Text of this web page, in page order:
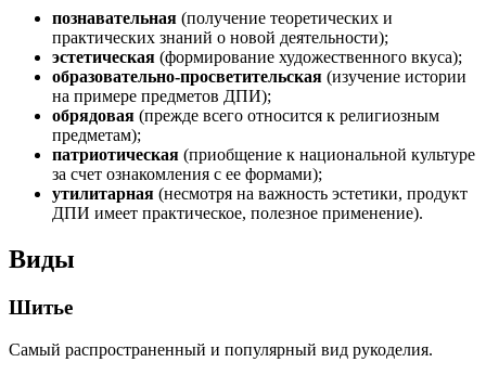
познавательная (получение теоретических и
практических знаний о новой деятельности);
эстетическая (формирование художественного вкуса);
образовательно-просветительская (изучение истории
на примере предметов ДПИ);
обрядовая (прежде всего относится к религиозным
предметам);
патриотическая (приобщение к национальной культуре
за счет ознакомления с ее формами);
утилитарная (несмотря на важность эстетики, продукт
ДПИ имеет практическое, полезное применение).
Виды
Шитье
Самый распространенный и популярный вид рукоделия.